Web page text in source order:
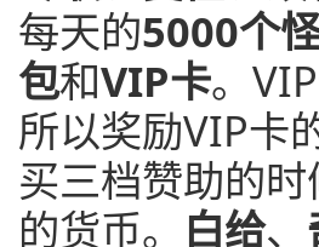
每天的5000个
包和VIP卡。
所以奖励VIP卡
买三档赞助的
的货币。 白给、